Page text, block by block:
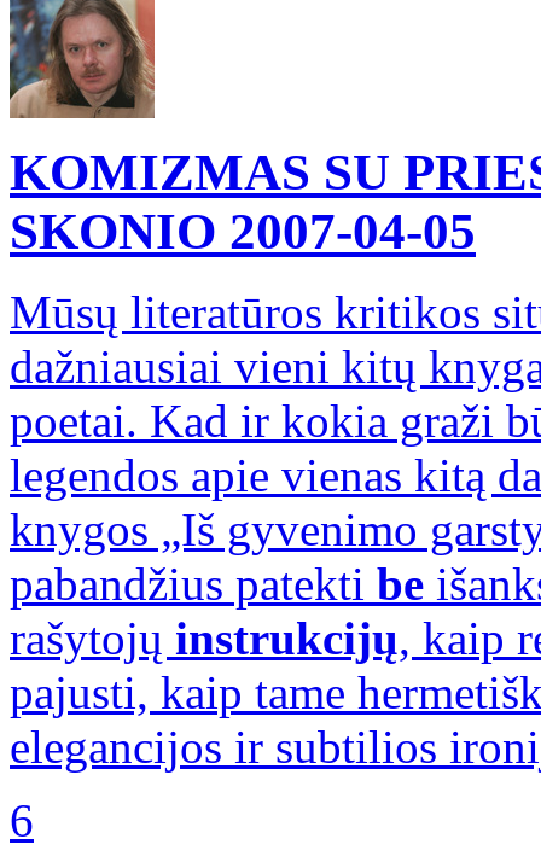
KOMIZMAS SU
SKONIO 2007-04-05
Mūsų literatūros kritikos
dažniausiai vieni kitų
poetai. Kad ir kokia graži
legendos apie vienas kitą
knygos „Iš gyvenimo
pabandžius patekti be
rašytojų instrukcijų, kaip
pajusti, kaip tame
elegancijos ir subtilios
6